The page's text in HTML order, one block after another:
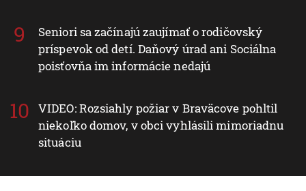
Seniori sa začínajú zaujímať o rodičovský
príspevok od detí. Daňový úrad ani Sociálna
poisťovňa im informácie nedajú
VIDEO: Rozsiahly požiar v Braväcove pohltil
niekoľko domov, v obci vyhlásili mimoriadnu
situáciu